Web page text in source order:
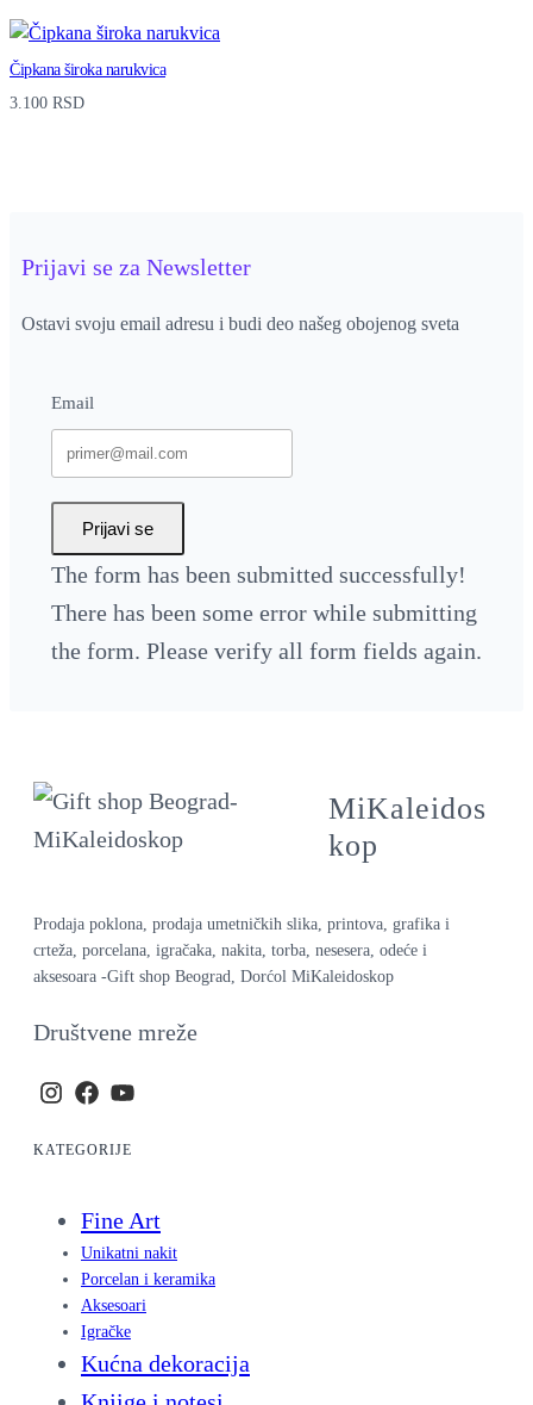
Čipkana široka narukvica
3.100 RSD
Prijavi se za Newsletter
Ostavi svoju email adresu i budi deo našeg obojenog sveta
Email
Prijavi se
The form has been submitted successfully!
There has been some error while submitting
the form. Please verify all form fields again.
MiKaleidos
kop
Prodaja poklona, prodaja umetničkih slika, printova, grafika i
crteža, porcelana, igračaka, nakita, torba, nesesera, odeće i
aksesoara -Gift shop Beograd, Dorćol MiKaleidoskop
Društvene mreže
KATEGORIJE
Fine Art
Unikatni nakit
Porcelan i keramika
Aksesoari
Igračke
Kućna dekoracija